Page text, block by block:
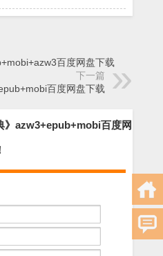
百度网盘下载
下一篇
百度网盘下载
》azw3+epub+mobi百度网